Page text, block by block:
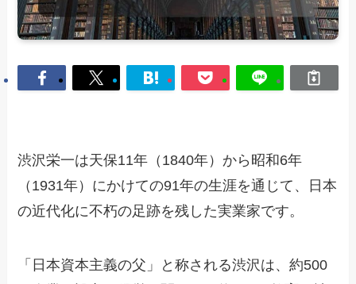
渋沢栄一は天保11年（1840年）から昭和6年
（1931年）にかけての91年の生涯を通じて、日本
の近代化に不朽の足跡を残した実業家です。
「日本資本主義の父」と称される渋沢は、約500